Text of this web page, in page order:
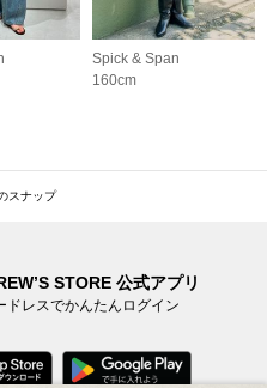
Spick & Span
160cm
スナップ
STORE 公式アプリ
ドレスでかんたんログイン